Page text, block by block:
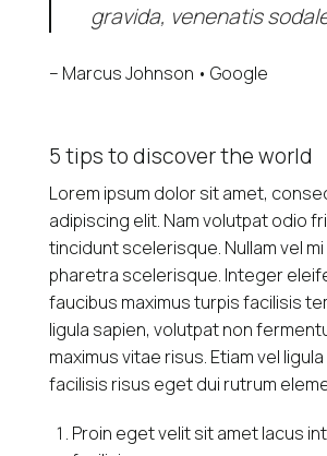
gravida, venenatis
– Marcus Johnson • Google
5 tips to discover the world
Lorem ipsum dolor sit amet,
adipiscing elit. Nam volutpat odio
tincidunt scelerisque. Nullam vel
pharetra scelerisque. Integer
faucibus maximus turpis facilisis
ligula sapien, volutpat non
maximus vitae risus. Etiam vel
facilisis risus eget dui rutrum
Proin eget velit sit amet lacus